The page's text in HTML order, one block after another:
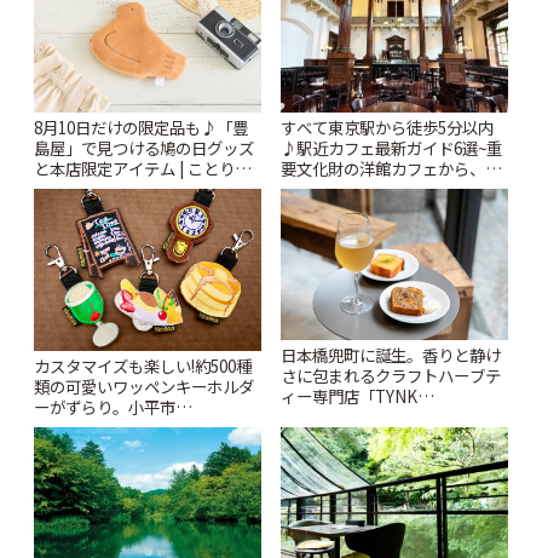
8月10日だけの限定品も♪「豊
島屋」で見つける鳩の日グッズ
と本店限定アイテム | ことりっ
ぷ
すべて東京駅から徒歩5分以内
♪駅近カフェ最新ガイド6選~重
要文化財の洋館カフェから、改
札すぐのレトロ喫茶まで~ | こと
りっぷ
カスタマイズも楽しい!約500種
類の可愛いワッペンキーホルダ
ーがずらり。小平市
「Kimamaya T&K」 | ことりっ
ぷ
日本橋兜町に誕生。香りと静け
さに包まれるクラフトハーブテ
ィー専門店「TYNK